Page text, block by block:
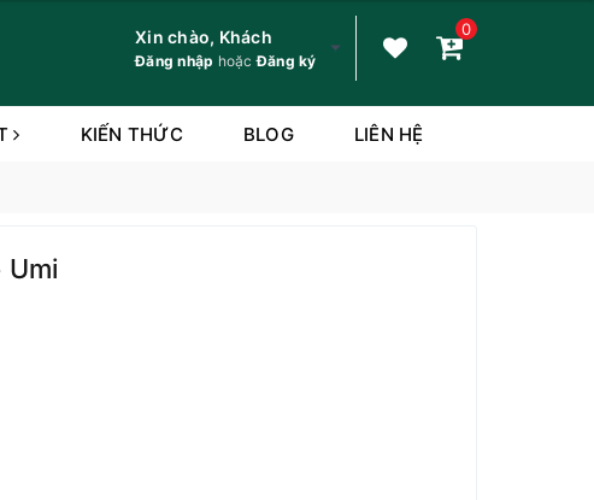
Xin chào, Khách
Đăng nhập hoặcĐăng ký
0
KIẾN THỨC BLOG LIÊN HỆ